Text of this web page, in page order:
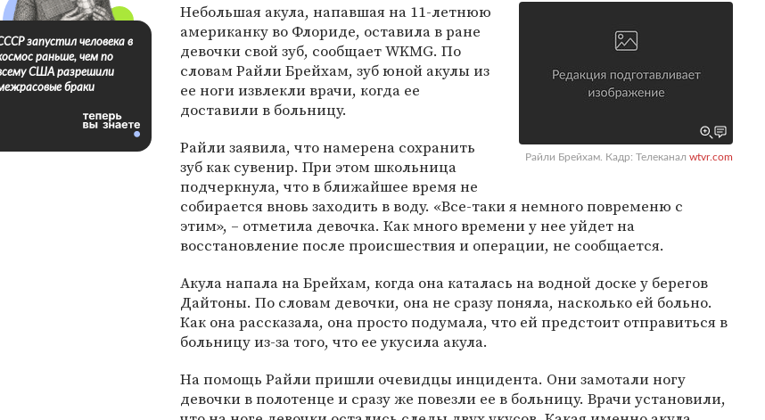
Райли Брейхам. Кадр: Телеканал wtvr.com
Небольшая акула, напавшая на 11-летнюю
американку во Флориде, оставила в ране
девочки свой зуб, сообщает WKMG. По
словам Райли Брейхам, зуб юной акулы из
ее ноги извлекли врачи, когда ее
доставили в больницу.
Райли заявила, что намерена сохранить
зуб как сувенир. При этом школьница
подчеркнула, что в ближайшее время не
собирается вновь заходить в воду. «Все-таки я немного повременю с
этим», – отметила девочка. Как много времени у нее уйдет на
восстановление после происшествия и операции, не сообщается.
Акула напала на Брейхам, когда она каталась на водной доске у берегов
Дайтоны. По словам девочки, она не сразу поняла, насколько ей больно.
Как она рассказала, она просто подумала, что ей предстоит отправиться в
больницу из-за того, что ее укусила акула.
На помощь Райли пришли очевидцы инцидента. Они замотали ногу
девочки в полотенце и сразу же повезли ее в больницу. Врачи установили,
запустил человека в
раньше, чем по
США разрешили
браки